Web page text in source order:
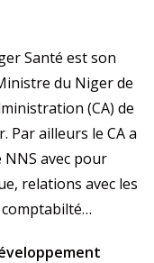
Santé est son
du Niger de
(CA) de
Par ailleurs le CA a
avec pour
relations avec les